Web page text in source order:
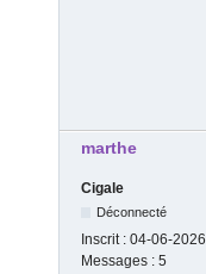
marthe
Cigale
Déconnecté
Inscrit : 04-06-2026
Messages : 5